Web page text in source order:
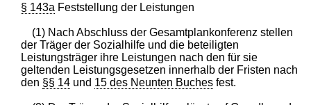
§ 143a Feststellung der Leistungen
(1) Nach Abschluss der Gesamtplankonferenz stellen
der Träger der Sozialhilfe und die beteiligten
Leistungsträger ihre Leistungen nach den für sie
geltenden Leistungsgesetzen innerhalb der Fristen nach
den §§ 14 und 15 des Neunten Buches fest.